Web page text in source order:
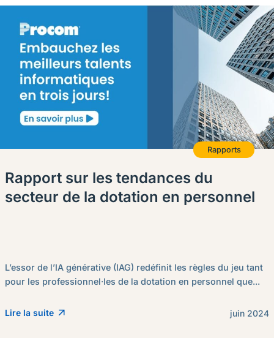
Rapports
Rapport sur les tendances du
secteur de la dotation en personnel
L’essor de l’IA générative (IAG) redéfinit les règles du jeu tant
pour les professionnel·les de la dotation en personnel que...
Lire la suite juin 2024